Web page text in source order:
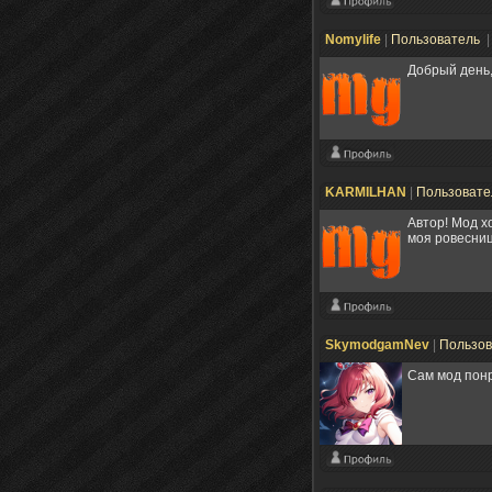
Nomylife Пользователь
Добрый день,
KARMILHAN
Автор! Мод
моя
SkymodgamNev
Сам мод